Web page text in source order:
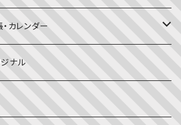
向け）絵本
・カレンダー
ナル